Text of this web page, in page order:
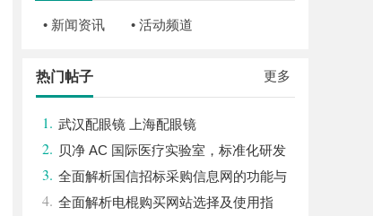
• 新闻资讯 • 活动频道
更多
热门帖子
1. 武汉配眼镜 上海配眼镜
2. 贝净 AC 国际医疗实验室，标准化研发
体系全解析
3. 全面解析国信招标采购信息网的功能与
优势
4. 全面解析电棍购买网站选择及使用指